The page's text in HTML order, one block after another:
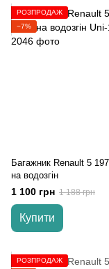
РОЗПРОДАЖ
−7%
Багажник Renault 5
на водозгін
1 100 грн 1 188 грн
Купити
РОЗПРОДАЖ